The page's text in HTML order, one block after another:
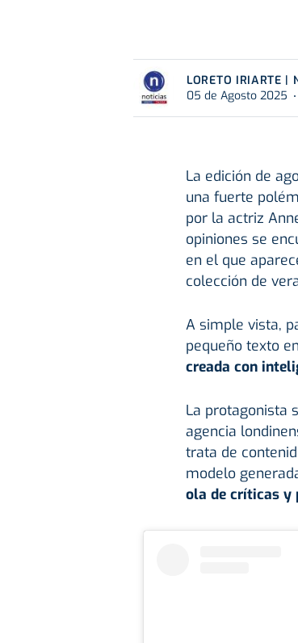
LORETO IRIARTE |
05 de Agosto 2025
La edición de
una fuerte
por la actriz
opiniones se
en el que
colección de
A simple vista,
pequeño texto
creada con
La protagonista
agencia
trata de
modelo
ola de críticas y